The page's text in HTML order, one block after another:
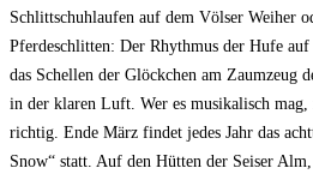
Schlittschuhlaufen auf dem Völser Weiher
Pferdeschlitten: Der Rhythmus der Hufe
das Schellen der Glöckchen am
in der klaren Luft. Wer es musikalisch
richtig. Ende März findet jedes Jahr das
Snow“ statt. Auf den Hütten der Seiser